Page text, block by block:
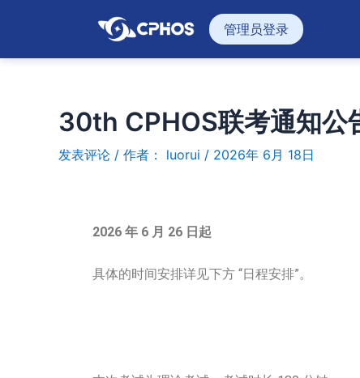
管理员登录
30th CPHOS联考通知公
发表评论 / 作者： luorui / 2026年 6月 18日
2026 年 6 月 26 日起
具体的时间安排详见下方 “日程安排”。